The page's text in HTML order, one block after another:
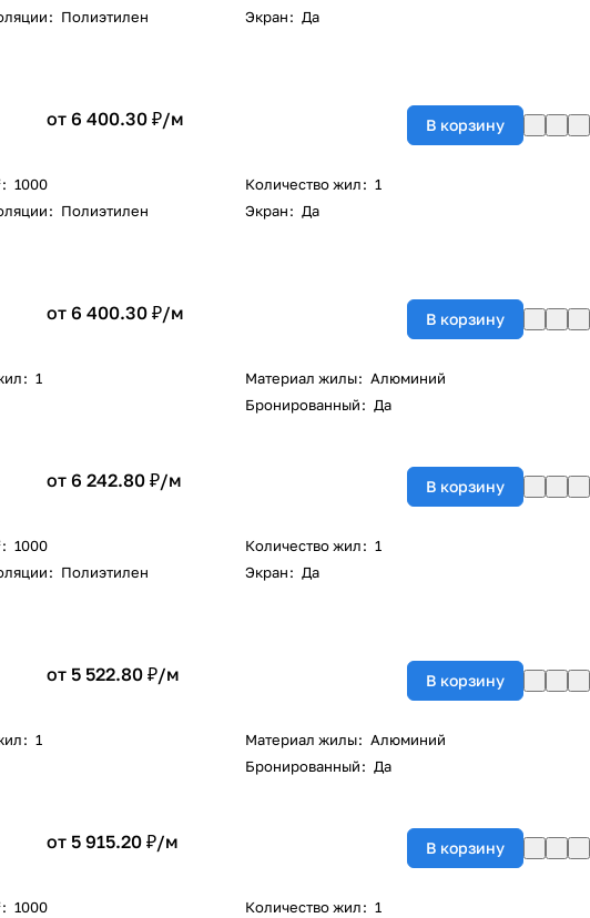
: Полиэтилен Экран: Да
от 6 400.30 ₽/м В корзину
: 1000 Количество жил: 1
: Полиэтилен Экран: Да
от 6 400.30 ₽/м В корзину
: 1 Материал жилы: Алюминий
Бронированный: Да
от 6 242.80 ₽/м В корзину
: 1000 Количество жил: 1
: Полиэтилен Экран: Да
от 5 522.80 ₽/м В корзину
: 1 Материал жилы: Алюминий
Бронированный: Да
от 5 915.20 ₽/м В корзину
: 1000 Количество жил: 1